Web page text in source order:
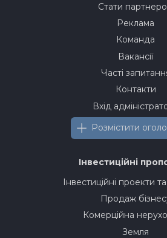
Стати
Реклама
Команда
Вакансії
Часті
Контакти
Вхід
Розмістити
Інвестиційні
Інвестиційні проекти
Продаж
Комерційна
Земля